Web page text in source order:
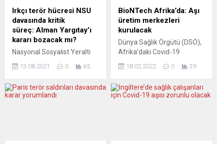
Irkçı terör hücresi NSU
davasında kritik
süreç: Alman Yargıtay’ı
kararı bozacak mı?
Nasyonal Sosyalist Yeraltı
sanıklarına yönelik gerekçeli
ardından tam 3 yıl geçti.
NSU’nun hayattaki tek üyesi
13.08.2021 0 65
BioNTech Afrika’da: Aşı
üretim merkezleri
kurulacak
Dünya Sağlık Örgütü (DSÖ),
Afrika’daki Covid-19
kapatmak için bazı kıta
teknolojisiyle aşı üreten
merkez kurulacağını
18.02.2022 0 39